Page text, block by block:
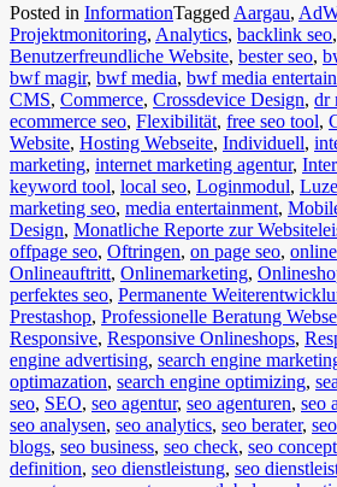
Posted in InformationTagged Aargau,
Projektmonitoring, Analytics, backlink seo,
Benutzerfreundliche Website, bester seo,
bwf magir, bwf media, bwf media
CMS, Commerce, Crossdevice Design, dr
ecommerce seo, Flexibilität, free seo tool,
Website, Hosting Webseite, Individuell,
marketing, internet marketing agentur,
keyword tool, local seo, Loginmodul,
marketing seo, media entertainment,
Design, Monatliche Reporte zur
offpage seo, Oftringen, on page seo,
Onlineauftritt, Onlinemarketing,
perfektes seo, Permanente
Prestashop, Professionelle Beratung
Responsive, Responsive Onlineshops,
engine advertising, search engine
optimazation, search engine optimizing,
seo, SEO, seo agentur, seo agenturen, seo
seo analysen, seo analytics, seo berater,
blogs, seo business, seo check, seo concept
definition, seo dienstleistung, seo